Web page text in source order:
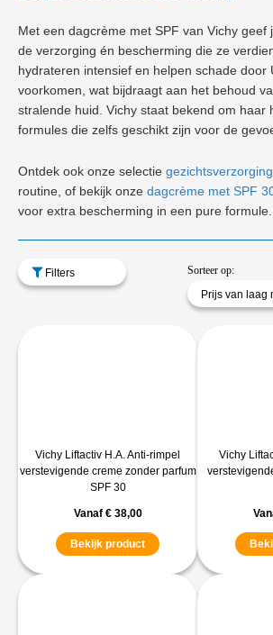
Met een dagcrème met SPF van Vichy geef
de verzorging én bescherming die ze
hydrateren intensief en helpen schade door
voorkomen, wat bijdraagt aan het behoud
stralende huid. Vichy staat bekend om haar
formules die zelfs geschikt zijn voor de
Ontdek ook onze selectie gezichtsverzorging
routine, of bekijk onze dagcrème met SPF
voor extra bescherming in een pure formule.
Filters
Sorteer op:
Prijs van laag
Vichy Liftactiv H.A. Anti-rimpel
verstevigende creme zonder parfum
SPF 30
Vanaf €38,00
Bekijk product
Vichy